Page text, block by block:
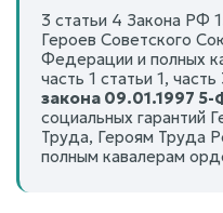
3 статьи 4 Закона РФ
Героев Советского
Федерации и полных
часть 1 статьи 1, часть
закона 09.01.1997 5-
социальных гарантий
Труда, Героям Труда
полным кавалерам